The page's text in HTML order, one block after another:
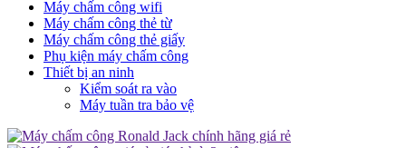
Máy chấm công wifi
Máy chấm công thẻ từ
Máy chấm công thẻ giấy
Phụ kiện máy chấm công
Thiết bị an ninh
Kiểm soát ra vào
Máy tuần tra bảo vệ